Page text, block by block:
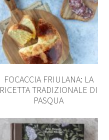
FOCACCIA FRIULANA: LA
RICETTA TRADIZIONALE DI
PASQUA